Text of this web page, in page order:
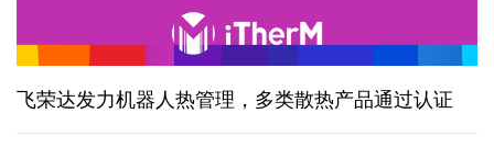
飞荣达发力机器人热管理，多类散热产品通过认证